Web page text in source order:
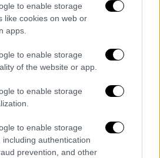
to enable storage
like cookies on web or
apps.
to enable storage
of the website or app.
to enable storage
to enable storage
including authentication
prevention, and other
τη διάρκεια του 16ου
από
αναταραχές και
Ο Μέγας Βεζίρης
, για παράδειγμα,
πολιτών κατά τη
έκλεισε τα καφενεία της
απολαμβάνει το
Με ποιο τρόπο;